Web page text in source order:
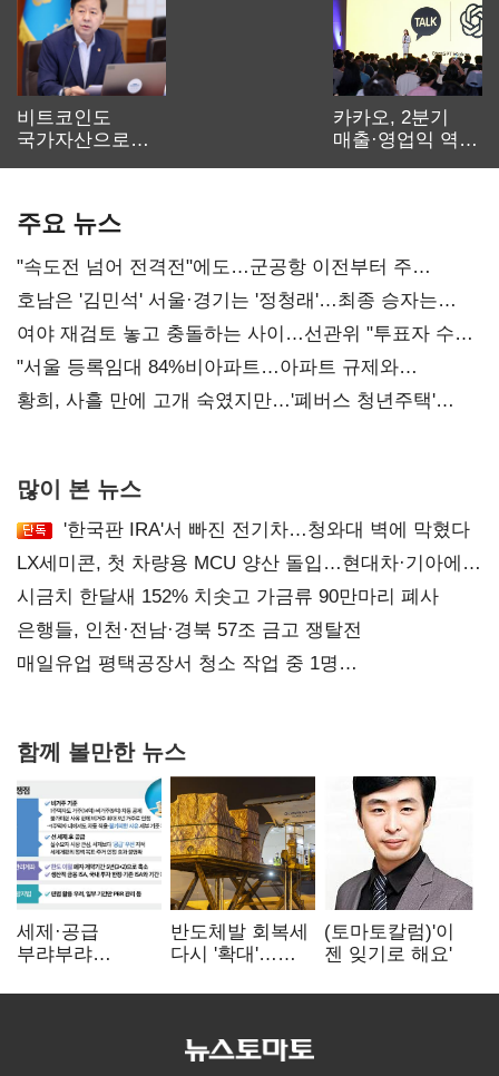
비트코인도
국가자산으로…'
카카오, 2분기
매출·영업익 역대
주요 뉴스
"속도전 넘어 전격전"에도…군공항 이전부터 주
52시간까지 '뇌관'
호남은 '김민석' 서울·경기는 '정청래'…최종 승자는
'안갯속'
여야 재검토 놓고 충돌하는 사이…선관위 "투표자 수
오차 당연"
"서울 등록임대 84%비아파트…아파트 규제와
달리해야"
황희, 사흘 만에 고개 숙였지만…'폐버스 청년주택'
많이 본 뉴스
'한국판 IRA'서 빠진 전기차…청와대 벽에 막혔다
LX세미콘, 첫 차량용 MCU 양산 돌입…현대차·기아에
공급
시금치 한달새 152% 치솟고 가금류 90만마리 폐사
은행들, 인천·전남·경북 57조 금고 쟁탈전
매일유업 평택공장서 청소 작업 중 1명
함께 볼만한 뉴스
세제·공급
부랴부랴
김윤덕' 책임론
반도체발 회복세
다시 '확대'…
5.8% 반등
(토마토칼럼)'이
젠 잊기로 해요'